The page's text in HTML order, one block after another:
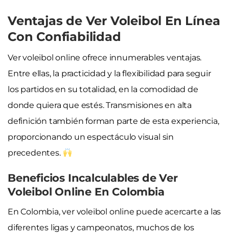
Ventajas de Ver Voleibol En Línea
Con Confiabilidad
Ver voleibol online ofrece innumerables ventajas.
Entre ellas, la practicidad y la flexibilidad para seguir
los partidos en su totalidad, en la comodidad de
donde quiera que estés. Transmisiones en alta
definición también forman parte de esta experiencia,
proporcionando un espectáculo visual sin
precedentes.
Beneficios Incalculables de Ver
Voleibol Online En Colombia
En Colombia, ver voleibol online puede acercarte a las
diferentes ligas y campeonatos, muchos de los